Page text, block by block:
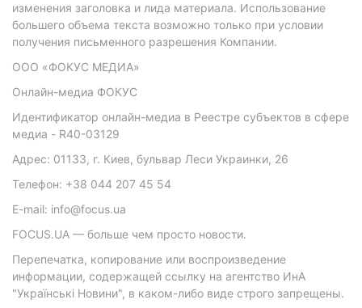
изменения заголовка и лида материала. Использование
большего объема текста возможно только при условии
получения письменного разрешения Компании.
ООО «ФОКУС МЕДИА»
Онлайн-медиа ФОКУС
Идентификатор онлайн-медиа в Реестре субъектов в сфере
медиа - R40-03129
Адрес: 01133, г. Киев, бульвар Леси Украинки, 26
Телефон: +38 044 207 45 54
E-mail: info@focus.ua
FOCUS.UA — больше чем просто новости.
Перепечатка, копирование или воспроизведение
информации, содержащей ссылку на агентство ИнА
"Українські Новини", в каком-либо виде строго запрещены.